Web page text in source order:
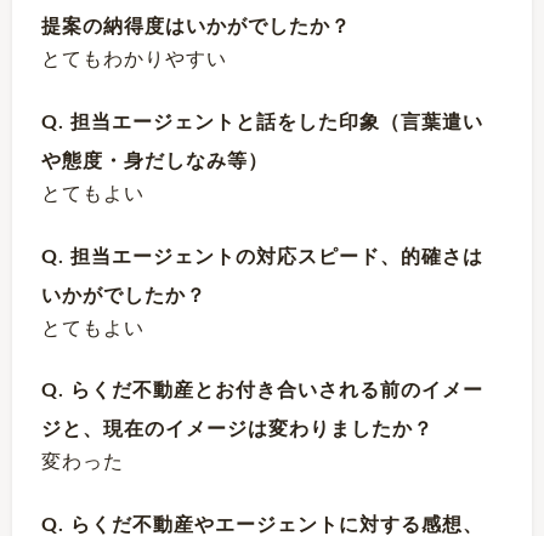
提案の納得度はいかがでしたか？
とてもわかりやすい
Q. 担当エージェントと話をした印象（言葉遣い
や態度・身だしなみ等）
とてもよい
Q. 担当エージェントの対応スピード、的確さは
いかがでしたか？
とてもよい
Q. らくだ不動産とお付き合いされる前のイメー
ジと、現在のイメージは変わりましたか？
変わった
Q. らくだ不動産やエージェントに対する感想、